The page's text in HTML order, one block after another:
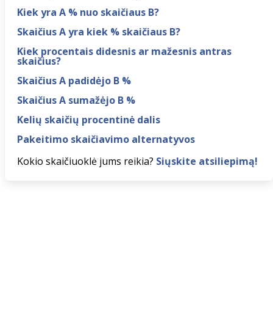
Kiek yra A % nuo skaičiaus B?
Skaičius A yra kiek % skaičiaus B?
Kiek procentais didesnis ar mažesnis antras
skaičius?
Skaičius A padidėjo B %
Skaičius A sumažėjo B %
Kelių skaičių procentinė dalis
Pakeitimo skaičiavimo alternatyvos
Kokio skaičiuoklė jums reikia? Siųskite atsiliepimą!